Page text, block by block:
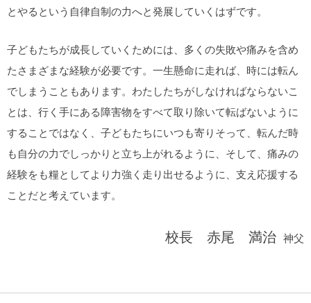
とやるという自律自制の力へと発展していくはずです。
子どもたちが成長していくためには、多くの失敗や痛みを含め
たさまざまな経験が必要です。一生懸命に走れば、時には転ん
でしまうこともあります。わたしたちがしなければならないこ
とは、行く手にある障害物をすべて取り除いて転ばないように
することではなく、子どもたちにいつも寄りそって、転んだ時
も自分の力でしっかりと立ち上がれるように、そして、痛みの
経験をも糧としてより力強く走り出せるように、支え応援する
ことだと考えています。
校長 赤尾 満治 神父